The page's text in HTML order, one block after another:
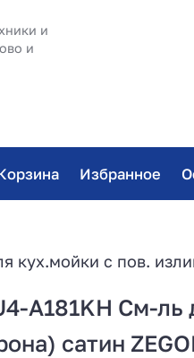
и
и
Избранное
кух.мойки с пов.
A181KH См-
сатин